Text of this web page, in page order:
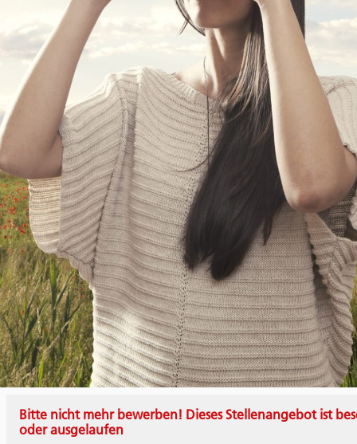
Bitte nicht mehr bewerben! Dieses Stellenangebot ist
oder ausgelaufen